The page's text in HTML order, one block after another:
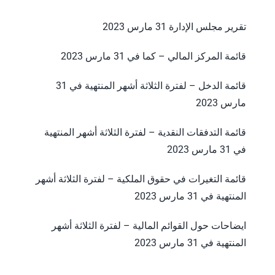
تقرير مجلس الإدارة 31 مارس 2023
قائمة المركز المالي – كما في 31 مارس 2023
قائمة الدخل – لفترة الثلاثة أشهر المنتهية في 31
مارس 2023
قائمة التدفقات النقدية – لفترة الثلاثة أشهر المنتهية
في 31 مارس 2023
قائمة التغيرات في حقوق الملكية – لفترة الثلاثة أشهر
المنتهية في 31 مارس 2023
ايضاحات حول القوائم المالية – لفترة الثلاثة أشهر
المنتهية في 31 مارس 2023